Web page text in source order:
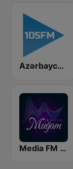
Azərbaycan Radiosu
Media FM Muğam